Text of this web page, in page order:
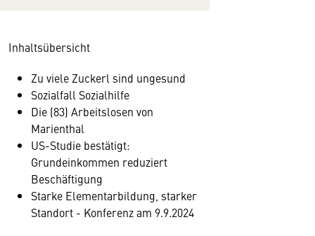
Inhaltsübersicht
Zu viele Zuckerl sind ungesund
Sozialfall Sozialhilfe
Die (83) Arbeitslosen von
Marienthal
US-Studie bestätigt:
Grundeinkommen reduziert
Beschäftigung
Starke Elementarbildung, starker
Standort - Konferenz am 9.9.2024